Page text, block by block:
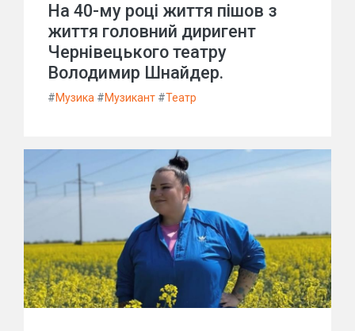
На 40-му році життя пішов з
життя головний диригент
Чернівецького театру
Володимир Шнайдер.
#Музика #Музикант #Театр